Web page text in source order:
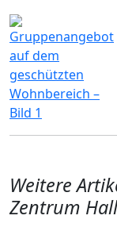
Weitere
Zentrum